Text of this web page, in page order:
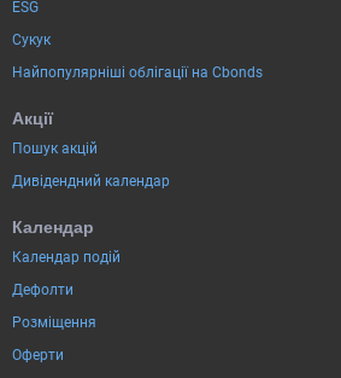
ESG
Сукук
Найпопулярніші облігації на Cbonds
Акції
Пошук акцій
Дивідендний календар
Календар
Календар подій
Дефолти
Розміщення
Оферти